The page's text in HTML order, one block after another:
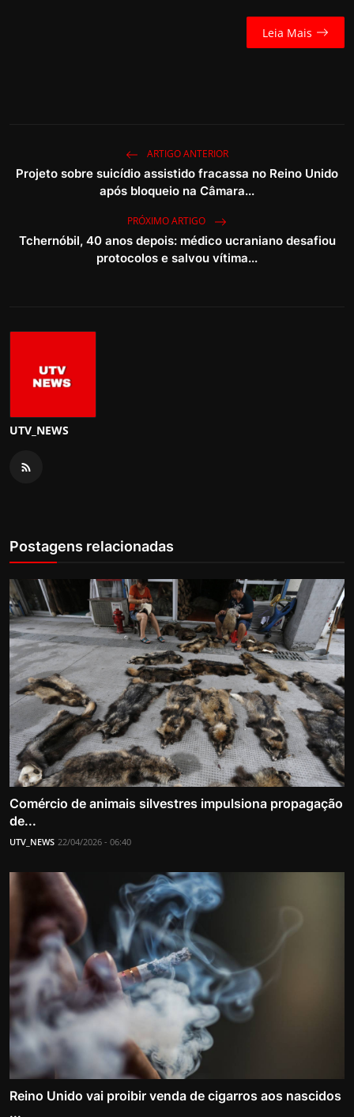
Leia Mais
ARTIGO ANTERIOR
Projeto sobre suicídio assistido fracassa no Reino Unido
após bloqueio na Câmara...
PRÓXIMO ARTIGO
Tchernóbil, 40 anos depois: médico ucraniano desafiou
protocolos e salvou vítima...
UTV_NEWS
Postagens relacionadas
Comércio de animais silvestres impulsiona propagação
de...
UTV_NEWS 22/04/2026 - 06:40
Reino Unido vai proibir venda de cigarros aos nascidos
...